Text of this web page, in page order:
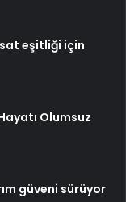
eşitliği için
Olumsuz
güveni sürüyor